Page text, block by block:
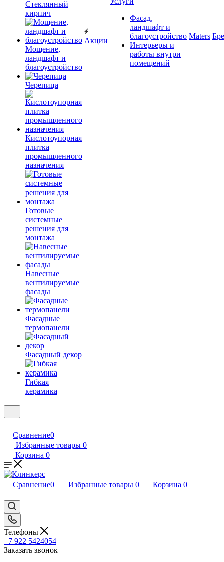
Cтеклянный
кирпич
Мощение,
ландшафт и
благоустройство
Черепица
Кислотоупорная
плитка
промышленного
назначения
Готовые
системные
решения для
монтажа
Навесные
вентилируемые
фасады
Фасадные
термопанели
Фасадный декор
Гибкая
керамика
Акции
Фасад,
ландшафт и
благоустройство
Интерьеры и
работы внутри
помещений
Maters
Сравнение0
Избранные товары 0
Корзина 0
Сравнение0 Избранные товары 0 Корзина 0
Телефоны
+7 922 5424054
Заказать звонок